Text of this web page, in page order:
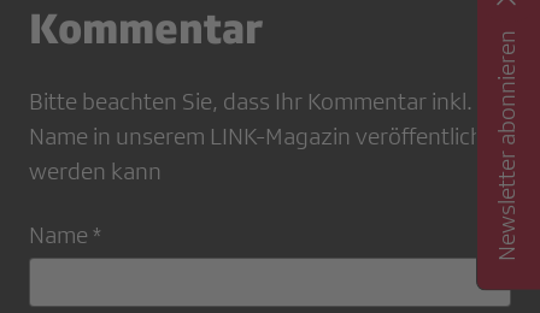
Kommentar
Bitte beachten Sie, dass Ihr Kommentar inkl.
Name in unserem LINK-Magazin veröffentlicht
werden kann
Name * Newsletter abonnieren